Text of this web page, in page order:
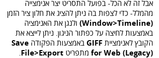
אבל זה לא הכל- בפועל התסריט יצר אנימצייה
מהמלל- כדי לצפות בה ניתן להציג את חלון ציר הזמן
(Window>Timeline)
ולנגן את האנימציה
באמצעות לחיצה על כפתור הניגון. ניתן לייצא את
הקובץ לאנימציית GIFF באמצעות הפקודה Save
for Web (Legacy) מתפריט File>Export
.